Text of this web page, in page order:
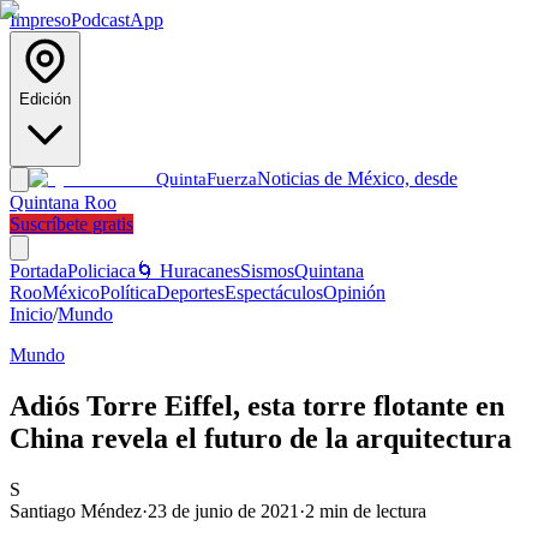
ImpresoPodcastApp
Edición
QuintaFuerzaNoticias de México, desde
Quintana Roo
Suscríbete gratis
PortadaPoliciaca 🌀 HuracanesSismosQuintana
RooMéxicoPolíticaDeportesEspectáculosOpinión
Inicio/Mundo
Mundo
Adiós Torre Eiffel, esta torre flotante en
China revela el futuro de la arquitectura
S
Santiago Méndez·23 de junio de 2021 ·2 min de lectura